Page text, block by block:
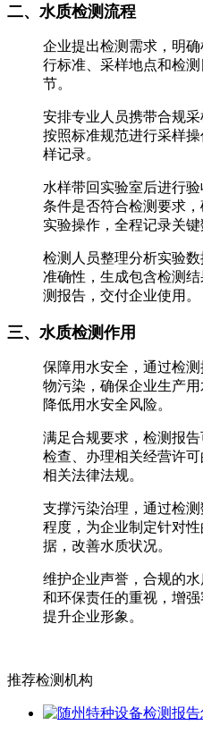
二、水质检测流程
企业提出检测需求，明
行标准、采样地点和检
节。
安排专业人员携带合规
按照标准规范进行采样
样记录。
水样带回实验室后进行
条件是否符合检测要求
实验操作，全程记录关键
检测人员整理分析实验
准确性，生成包含检测
测报告，交付企业使用。
三、水质检测作用
保障用水安全，通过检
物污染，确保企业生产
降低用水安全风险。
满足合规要求，检测报
检查、办理相关经营许
相关法律法规。
支撑污染治理，通过检
程度，为企业制定针对
据，改善水质状况。
维护企业声誉，合规的
和环保责任的重视，增
提升企业形象。
推荐检测机构